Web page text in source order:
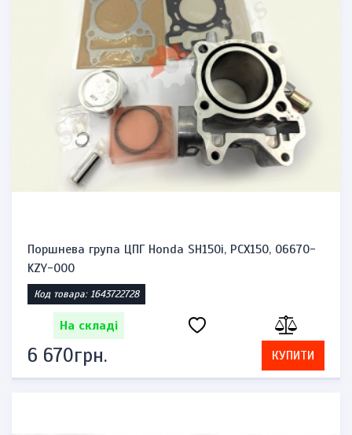
Поршнева група ЦПГ Honda SH150i, PCX150, 06670-
KZY-000
Код товара: 1643722728
На складі
6 670грн. КУПИТИ